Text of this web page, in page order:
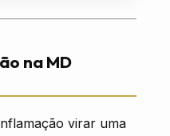
na MD
virar uma